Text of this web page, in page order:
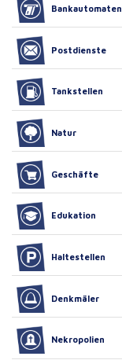
Bankautomaten
Postdienste
Tankstellen
Natur
Geschäfte
Edukation
Haltestellen
Denkmäler
Nekropolien